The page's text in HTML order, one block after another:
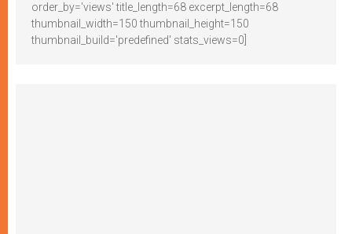
order_by='views' title_length=68 excerpt_length=68
thumbnail_width=150 thumbnail_height=150
thumbnail_build='predefined' stats_views=0]